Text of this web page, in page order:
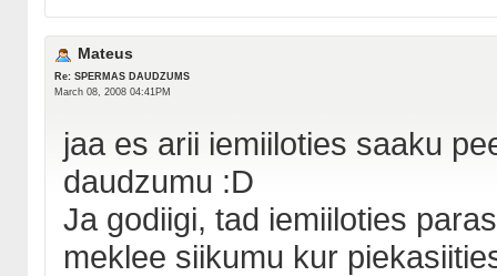
Mateus
Re: SPERMAS DAUDZUMS
March 08, 2008 04:41PM
jaa es arii iemiiloties saaku
daudzumu :D
Ja godiigi, tad iemiiloties
meklee siikumu kur